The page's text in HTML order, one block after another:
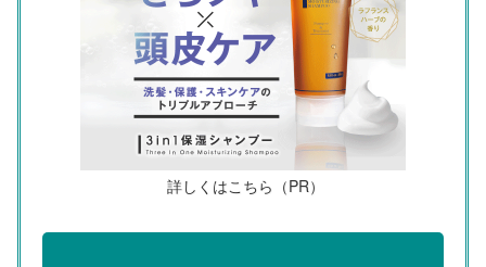
詳しくはこちら（PR）